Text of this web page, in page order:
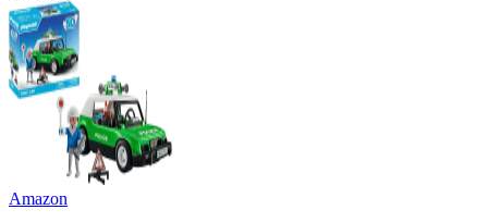
Amazon